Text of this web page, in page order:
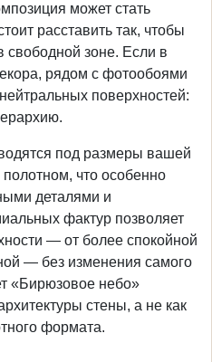
может стать
расставить так, чтобы
свободной зоне. Если в
рядом с фотообоями
поверхностей:
под размеры вашей
что особенно
деталями и
фактур позволяет
— от более спокойной
— без изменения самого
«Бирюзовое небо»
стены, а не как
формата.